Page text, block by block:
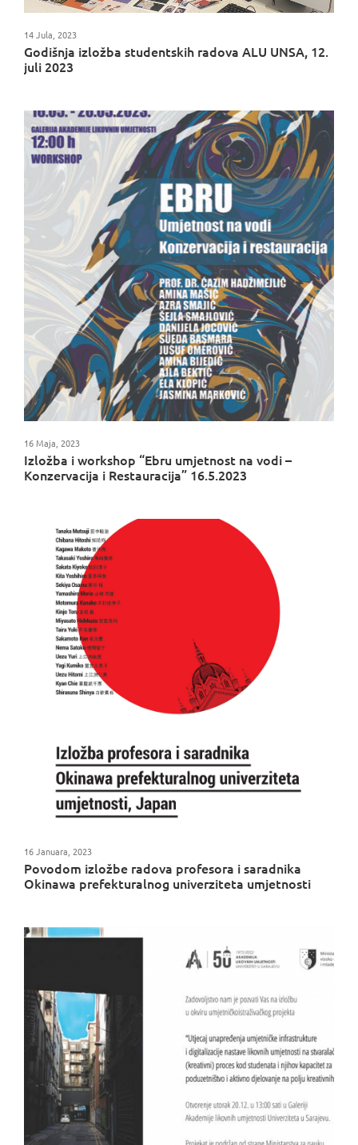
Godišnja izložba studentskih radova ALU UNSA, 12.
juli 2023
14 Jula, 2023
Izložba i workshop “Ebru umjetnost na vodi –
Konzervacija i Restauracija” 16.5.2023
16 Maja, 2023
Povodom izložbe radova profesora i saradnika
Okinawa prefekturalnog univerziteta umjetnosti
16 Januara, 2023